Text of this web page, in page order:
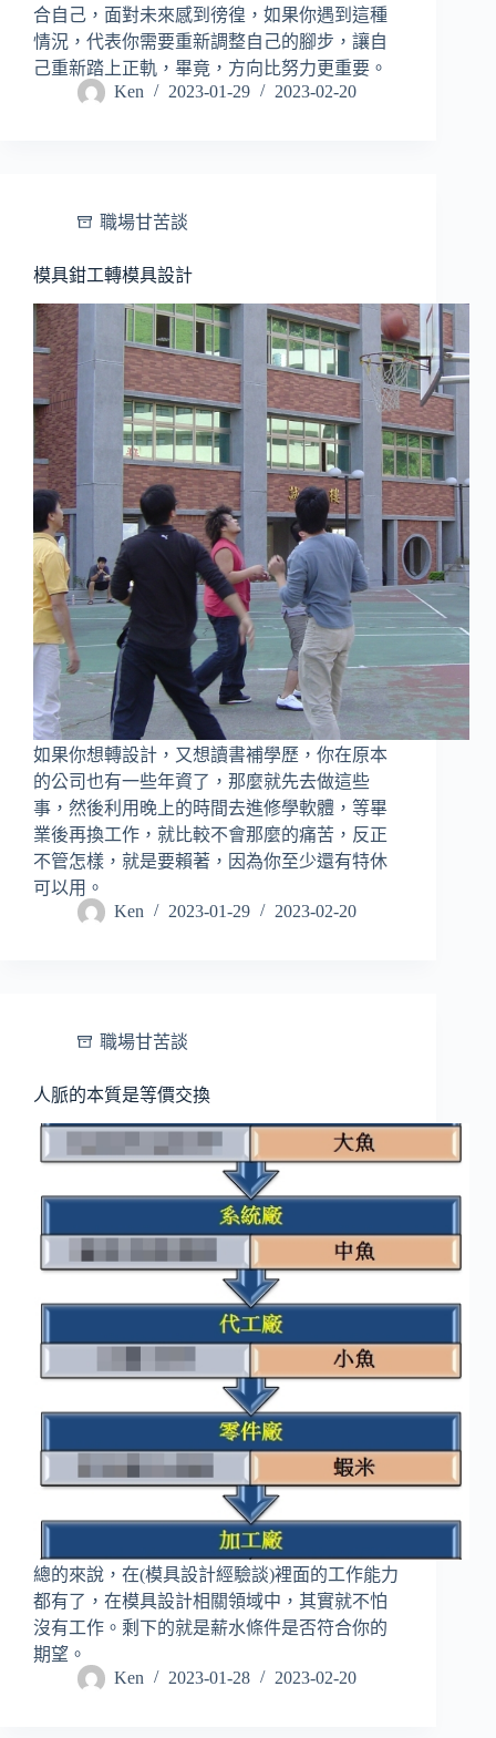
合自己，面對未來感到徬徨，如果你遇到這種
情況，代表你需要重新調整自己的腳步，讓自
己重新踏上正軌，畢竟，方向比努力更重要。
Ken
2023-01-29 2023-02-20
職場甘苦談
模具鉗工轉模具設計
如果你想轉設計，又想讀書補學歷，你在原本
的公司也有一些年資了，那麼就先去做這些
事，然後利用晚上的時間去進修學軟體，等畢
業後再換工作，就比較不會那麼的痛苦，反正
不管怎樣，就是要賴著，因為你至少還有特休
可以用。
Ken
2023-01-29 2023-02-20
職場甘苦談
人脈的本質是等價交換
總的來說，在(模具設計經驗談)裡面的工作能力
都有了，在模具設計相關領域中，其實就不怕
沒有工作。剩下的就是薪水條件是否符合你的
期望。
Ken
2023-01-28 2023-02-20